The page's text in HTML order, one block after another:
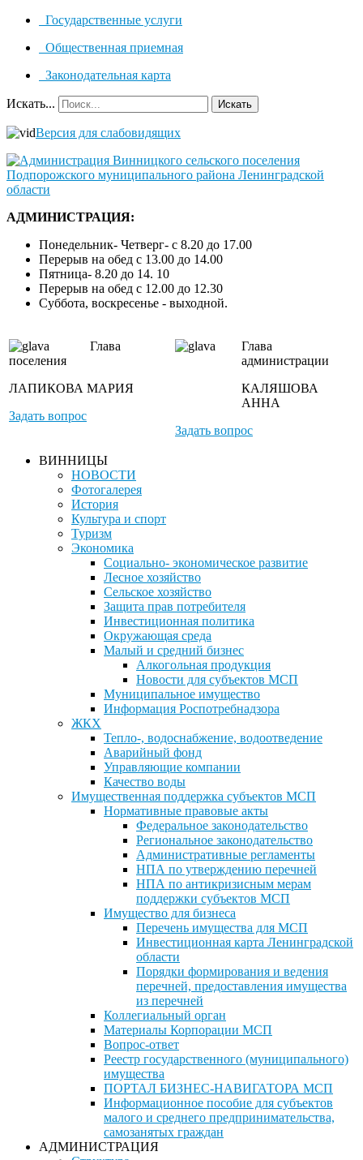
Государственные услуги
Общественная приемная
Законодательная карта
Искать... Искать
Версия для слабовидящих
АДМИНИСТРАЦИЯ:
Понедельник- Четверг- с 8.20 до 17.00
Перерыв на обед с 13.00 до 14.00
Пятница- 8.20 до 14. 10
Перерыв на обед с 12.00 до 12.30
Суббота, воскресенье - выходной.
Глава
поселения
ЛАПИКОВА МАРИЯ
Задать вопрос
Глава
администрации
КАЛЯШОВА
АННА
Задать вопрос
ВИННИЦЫ
НОВОСТИ
Фотогалерея
История
Культура и спорт
Туризм
Экономика
Социально- экономическое развитие
Лесное хозяйство
Сельское хозяйство
Защита прав потребителя
Инвестиционная политика
Окружающая среда
Малый и средний бизнес
Алкогольная продукция
Новости для субъектов МСП
Муниципальное имущество
Информация Роспотребнадзора
ЖКХ
Тепло-, водоснабжение, водоотведение
Аварийный фонд
Управляющие компании
Качество воды
Имущественная поддержка субъектов МСП
Нормативные правовые акты
Федеральное законодательство
Региональное законодательство
Административные регламенты
НПА по утверждению перечней
НПА по антикризисным мерам
поддержки субъектов МСП
Имущество для бизнеса
Перечень имущества для МСП
Инвестиционная карта Ленинградской
области
Порядки формирования и ведения
перечней, предоставления имущества
из перечней
Коллегиальный орган
Материалы Корпорации МСП
Вопрос-ответ
Реестр государственного (муниципального)
имущества
ПОРТАЛ БИЗНЕС-НАВИГАТОРА МСП
Информационное пособие для субъектов
малого и среднего предпринимательства,
самозанятых граждан
АДМИНИСТРАЦИЯ